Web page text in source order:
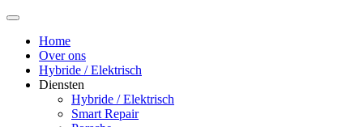
Home
Over ons
Hybride / Elektrisch
Diensten
Hybride / Elektrisch
Smart Repair